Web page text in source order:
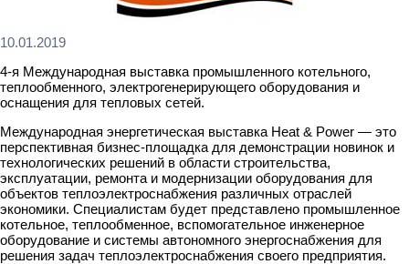
10.01.2019
4-я Международная выставка промышленного котельного,
теплообменного, электрогенерирующего оборудования и
оснащения для тепловых сетей.
Международная энергетическая выставка Heat & Power — это
перспективная бизнес-площадка для демонстрации новинок и
технологических решений в области строительства,
эксплуатации, ремонта и модернизации оборудования для
объектов теплоэлектроснабжения различных отраслей
экономики. Специалистам будет представлено промышленное
котельное, теплообменное, вспомогательное инженерное
оборудование и системы автономного энергоснабжения для
решения задач теплоэлектроснабжения своего предприятия.